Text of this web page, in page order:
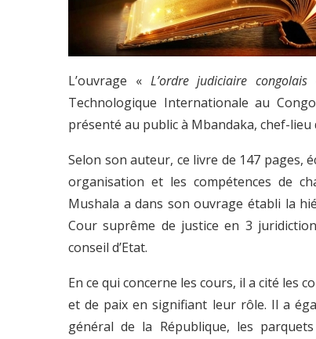
L’ouvrage « L’ordre judiciaire congolais
Technologique Internationale au
présenté au public à Mbandaka, chef-lieu
Selon son auteur, ce livre de 147 pages,
organisation et les compétences de
Mushala a dans son ouvrage établi la
Cour suprême de justice en 3
conseil d’Etat.
En ce qui concerne les cours, il a cité les
et de paix en signifiant leur rôle. Il a
général de la République, les